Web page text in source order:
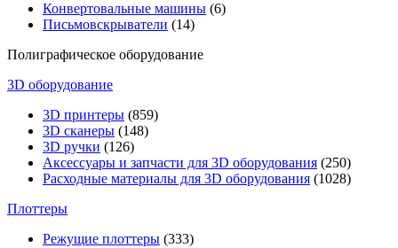
Конвертовальные машины (6)
Письмовскрыватели (14)
Полиграфическое оборудование
3D оборудование
3D принтеры (859)
3D сканеры (148)
3D ручки (126)
Аксессуары и запчасти для 3D оборудования (250)
Расходные материалы для 3D оборудования (1028)
Плоттеры
Режущие плоттеры (333)